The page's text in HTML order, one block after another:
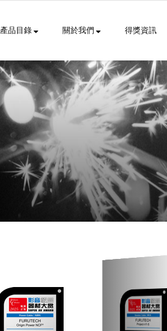
產品目錄 關於我們 得獎資訊